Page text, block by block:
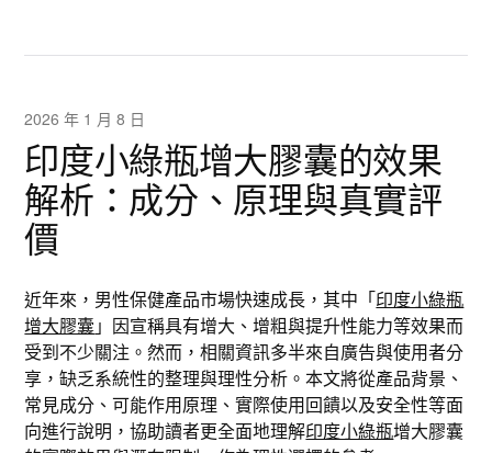
2026 年 1 月 8 日
印度小綠瓶增大膠囊的效果
解析：成分、原理與真實評
價
近年來，男性保健產品市場快速成長，其中「印度小綠瓶
增大膠囊」因宣稱具有增大、增粗與提升性能力等效果而
受到不少關注。然而，相關資訊多半來自廣告與使用者分
享，缺乏系統性的整理與理性分析。本文將從產品背景、
常見成分、可能作用原理、實際使用回饋以及安全性等面
向進行說明，協助讀者更全面地理解印度小綠瓶增大膠囊